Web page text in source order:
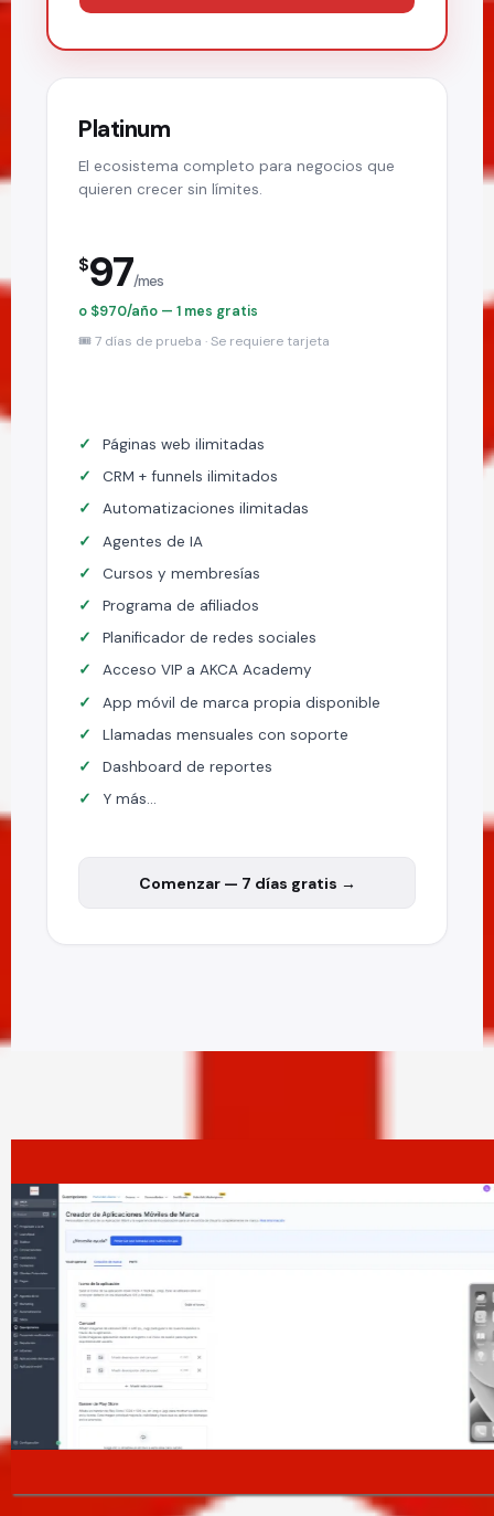
Platinum
El ecosistema completo para negocios que
quieren crecer sin límites.
$97/mes
o $970/año — 1 mes gratis
🎟️ 7 días de prueba · Se requiere tarjeta
Páginas web ilimitadas
CRM + funnels ilimitados
Automatizaciones ilimitadas
Agentes de IA
Cursos y membresías
Programa de afiliados
Planificador de redes sociales
Acceso VIP a AKCA Academy
App móvil de marca propia disponible
Llamadas mensuales con soporte
Dashboard de reportes
Y más...
Comenzar — 7 días gratis →